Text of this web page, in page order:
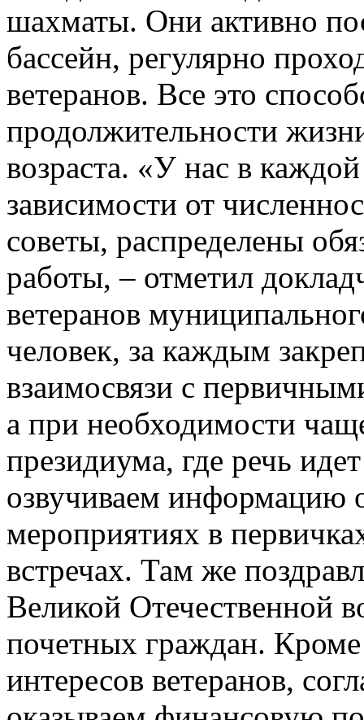
шахматы. Они активно
бассейн, регулярно
ветеранов. Все это
продолжительности
возраста. «У нас в
зависимости от
советы, распределены
работы, – отметил
ветеранов
человек, за каждым
взаимосвязи с
а при необходимости
президиума, где речь
озвучиваем информацию
мероприятиях в
встречах. Там же
Великой Отечественной
почетных граждан.
интересов ветеранов,